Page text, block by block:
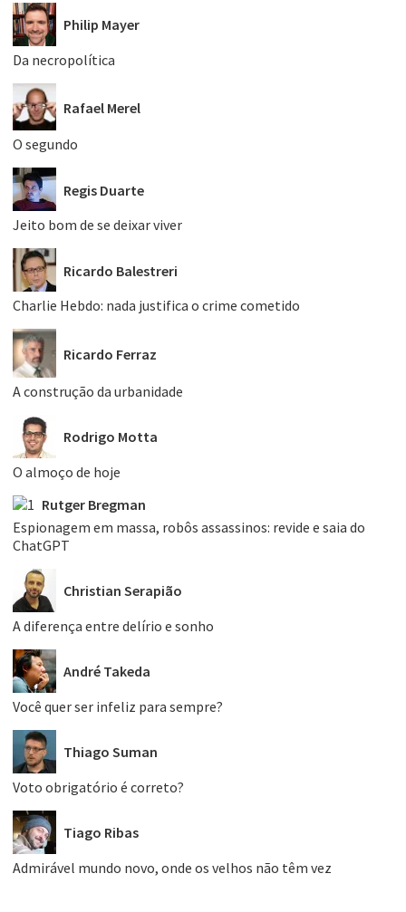
Philip Mayer
Da necropolítica
Rafael Merel
O segundo
Regis Duarte
Jeito bom de se deixar viver
Ricardo Balestreri
Charlie Hebdo: nada justifica o crime cometido
Ricardo Ferraz
A construção da urbanidade
Rodrigo Motta
O almoço de hoje
Rutger Bregman
Espionagem em massa, robôs assassinos: revide e saia do
ChatGPT
Christian Serapião
A diferença entre delírio e sonho
André Takeda
Você quer ser infeliz para sempre?
Thiago Suman
Voto obrigatório é correto?
Tiago Ribas
Admirável mundo novo, onde os velhos não têm vez